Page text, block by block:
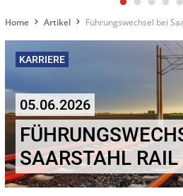
Home Artikel Führungswechsel bei
KARRIERE
05.06.2026
SAARSTAHL RAIL